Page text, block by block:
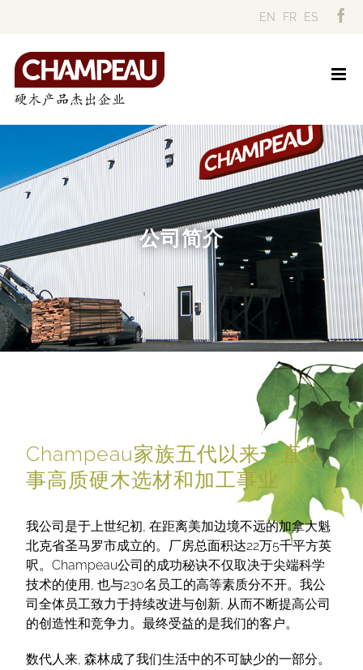
content
EN FR ES
公司简介
Champeau家族五代以来一直从
事高质硬木选材和加工事业
我公司是于上世纪初, 在距离美加边境不远的加拿大魁
北克省圣马罗市成立的。厂房总面积达22万5千平方英
呎。Champeau公司的成功秘诀不仅取决于尖端科学
技术的使用, 也与230名员工的高等素质分不开。我公
司全体员工致力于持续改进与创新, 从而不断提高公司
的创造性和竞争力。最终受益的是我们的客户。
数代人来, 森林成了我们生活中的不可缺少的一部分。